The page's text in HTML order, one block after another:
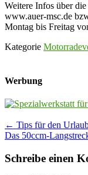
Weitere Infos über
www.auer-msc.de
Montag bis Freitag
Kategorie
Werbung
Post
navigation
← Tips für den
Das 50ccm-
Schreibe einen